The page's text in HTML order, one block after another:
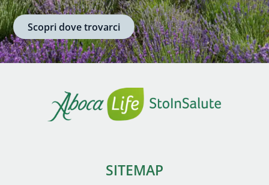
Scopri dove trovarci
SITEMAP